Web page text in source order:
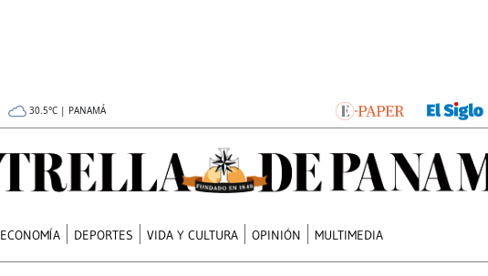
30.5°C | PANAMÁ
ECONOMÍA DEPORTES VIDA Y CULTURA OPINIÓN MULTIMEDIA